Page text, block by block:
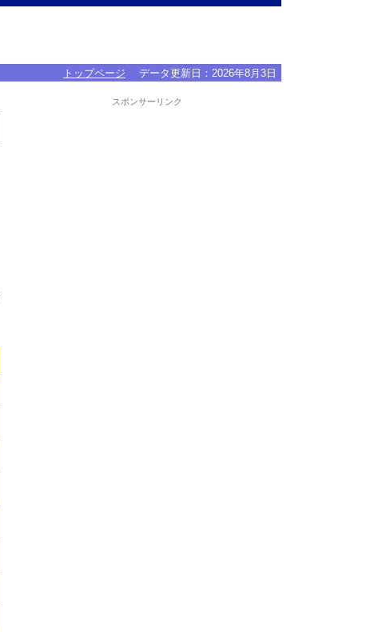
トップページ データ更新日： 2026年8月3日
スポンサーリンク